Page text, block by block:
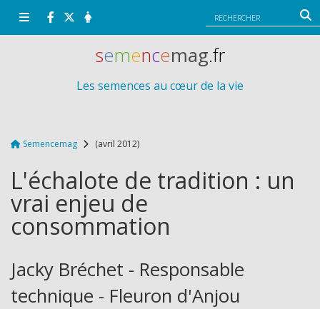
Semencemag (avril 2012)
L'échalote de tradition : un
vrai enjeu de
consommation
Jacky Bréchet - Responsable
technique - Fleuron d'Anjou
semencemag.fr
Les semences au cœur de la vie
Panneau de gestion des cookies